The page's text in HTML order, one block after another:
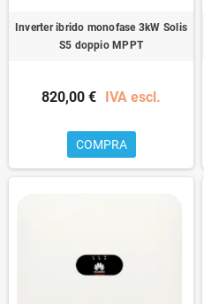
Inverter ibrido monofase 3kW Solis
S5 doppio MPPT
820,00 € IVA escl.
COMPRA